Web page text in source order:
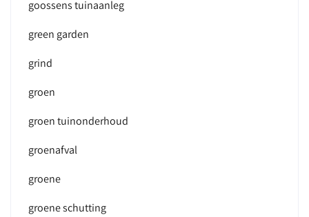
goossens tuinaanleg
green garden
grind
groen
groen tuinonderhoud
groenafval
groene
groene schutting